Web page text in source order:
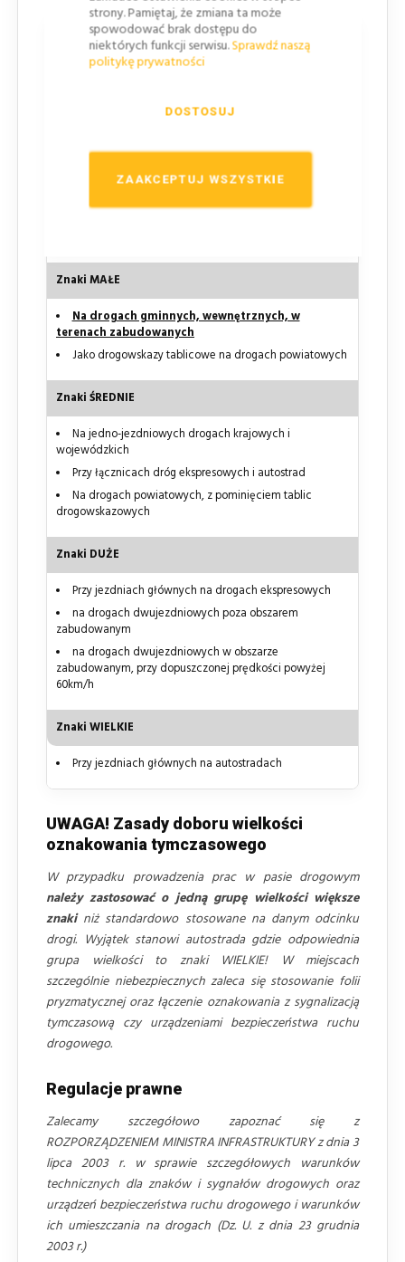
strony. Pamiętaj, że zmiana ta może
spowodować brak dostępu do
niektórych funkcji serwisu.Sprawdź naszą
politykę prywatności
ZAAKCEPTUJ WSZYSTKIE
DOSTOSUJ
Grupa wielkości znaku
Przewidziana kategorie dróg i miejsca zastosowania
na zastosowanie znaków większych (lub zastosowanie
rejonie przejść dla pieszych)
Znaki MAŁE
Na drogach gminnych, wewnętrznych, w
terenach zabudowanych
Jako drogowskazy tablicowe na drogach powiatowych
Znaki ŚREDNIE
Na jedno-jezdniowych drogach krajowych i
wojewódzkich
Przy łącznicach dróg ekspresowych i autostrad
Na drogach powiatowych, z pominięciem tablic
drogowskazowych
Znaki DUŻE
Przy jezdniach głównych na drogach ekspresowych
na drogach dwujezdniowych poza obszarem
zabudowanym
na drogach dwujezdniowych w obszarze
zabudowanym, przy dopuszczonej prędkości powyżej
60km/h
Znaki WIELKIE
Przy jezdniach głównych na autostradach
UWAGA! Zasady doboru wielkości
oznakowania tymczasowego
W przypadku prowadzenia prac w pasie drogowym
należy zastosować o jedną grupę wielkości większe
znakiniż standardowo stosowane na danym odcinku
drogi. Wyjątek stanowi autostrada gdzie odpowiednia
grupa wielkości to znaki WIELKIE! W miejscach
szczególnie niebezpiecznych zaleca się stosowanie folii
pryzmatycznej oraz łączenie oznakowania z sygnalizacją
tymczasową czy urządzeniami bezpieczeństwa ruchu
drogowego.
Regulacje prawne
Zalecamy szczegółowo zapoznać się z
ROZPORZĄDZENIEM MINISTRA INFRASTRUKTURY z dnia 3
lipca 2003 r. w sprawie szczegółowych warunków
technicznych dla znaków i sygnałów drogowych oraz
urządzeń bezpieczeństwa ruchu drogowego i warunków
ich umieszczania na drogach (Dz. U. z dnia 23 grudnia
2003 r.)